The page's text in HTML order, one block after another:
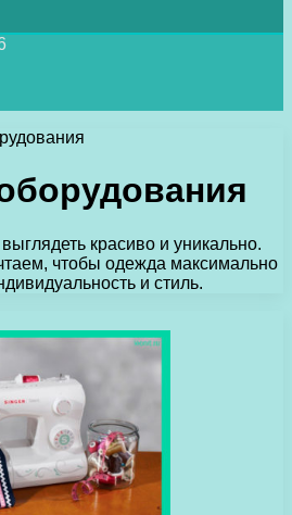
красиво и уникально.
чтобы одежда максимально
и стиль.